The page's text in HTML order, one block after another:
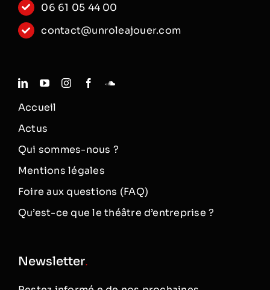
06 61 05 44 00
contact@unroleajouer.com
Accueil
Actus
Qui sommes-nous ?
Mentions légales
Foire aux questions (FAQ)
Qu’est-ce que le théâtre d’entreprise ?
Newsletter.